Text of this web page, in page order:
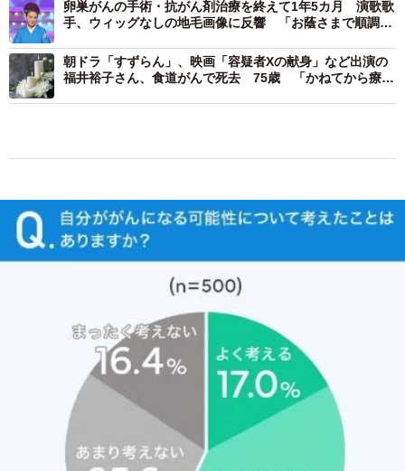
朝ドラ「すずらん」、映画「容疑者Xの献身」など出演の
福井裕子さん、食道がんで死去 75歳 「かねてから療養
中」事務所が発表